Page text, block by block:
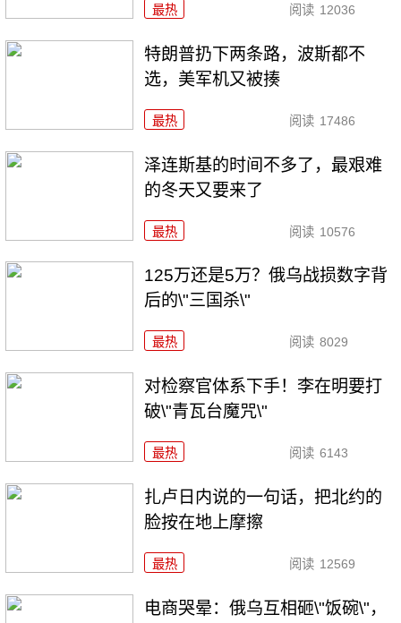
最热 阅读 12036
特朗普扔下两条路，波斯都不
选，美军机又被揍
最热 阅读 17486
泽连斯基的时间不多了，最艰难
的冬天又要来了
最热 阅读 10576
125万还是5万？俄乌战损数字背
后的\"三国杀\"
最热 阅读 8029
对检察官体系下手！李在明要打
破\"青瓦台魔咒\"
最热 阅读 6143
扎卢日内说的一句话，把北约的
脸按在地上摩擦
最热 阅读 12569
电商哭晕：俄乌互相砸\"饭碗\"，